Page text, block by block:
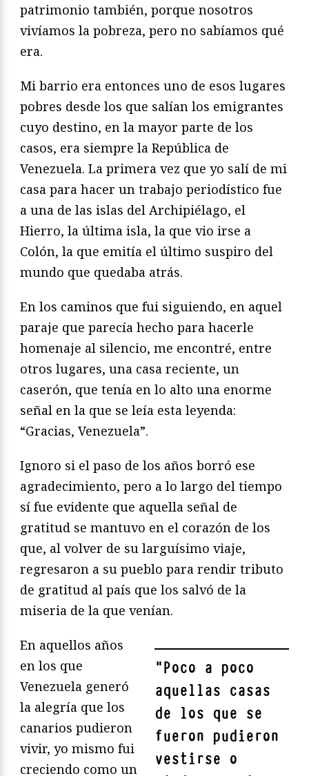
patrimonio también, porque nosotros
vivíamos la pobreza, pero no sabíamos qué
era.
Mi barrio era entonces uno de esos lugares
pobres desde los que salían los emigrantes
cuyo destino, en la mayor parte de los
casos, era siempre la República de
Venezuela. La primera vez que yo salí de mi
casa para hacer un trabajo periodístico fue
a una de las islas del Archipiélago, el
Hierro, la última isla, la que vio irse a
Colón, la que emitía el último suspiro del
mundo que quedaba atrás.
En los caminos que fui siguiendo, en aquel
paraje que parecía hecho para hacerle
homenaje al silencio, me encontré, entre
otros lugares, una casa reciente, un
caserón, que tenía en lo alto una enorme
señal en la que se leía esta leyenda:
“Gracias, Venezuela”.
Ignoro si el paso de los años borró ese
agradecimiento, pero a lo largo del tiempo
sí fue evidente que aquella señal de
gratitud se mantuvo en el corazón de los
que, al volver de su larguísimo viaje,
regresaron a su pueblo para rendir tributo
de gratitud al país que los salvó de la
miseria de la que venían.
"Poco a poco
aquellas casas
de los que se
fueron pudieron
vestirse o
En aquellos años
en los que
Venezuela generó
la alegría que los
canarios pudieron
vivir, yo mismo fui
creciendo como un